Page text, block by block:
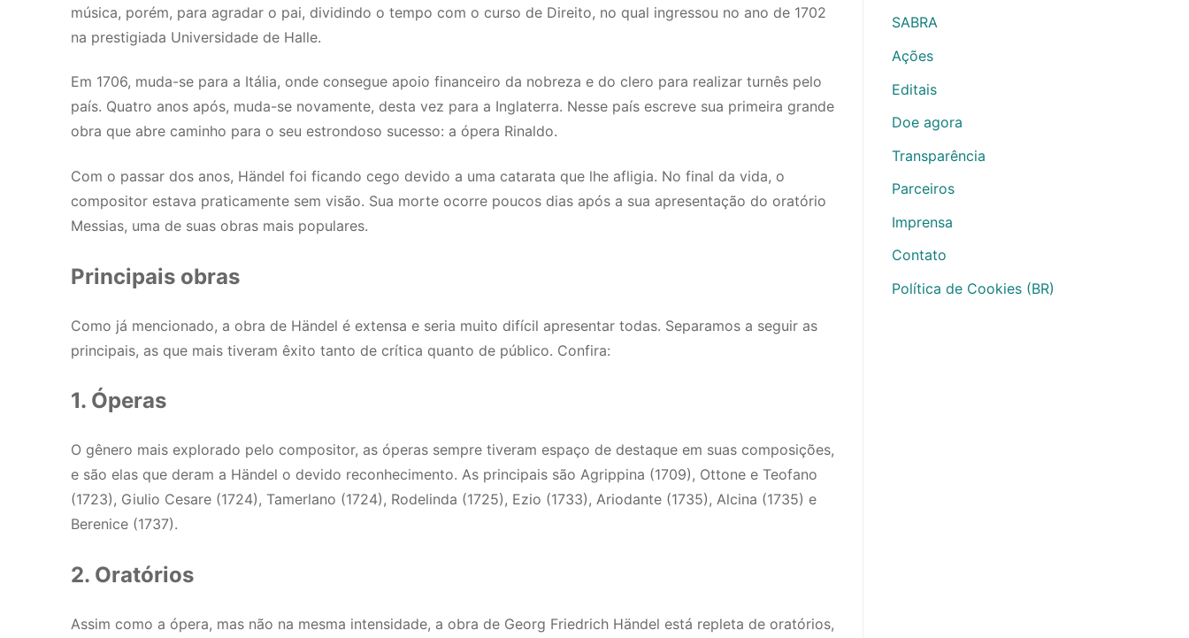
música, porém, para agradar o pai, dividindo o tempo com o curso de Direito, no qual ingressou no ano de 1702
na prestigiada Universidade de Halle.
Em 1706, muda-se para a Itália, onde consegue apoio financeiro da nobreza e do clero para realizar turnês pelo
país. Quatro anos após, muda-se novamente, desta vez para a Inglaterra. Nesse país escreve sua primeira grande
obra que abre caminho para o seu estrondoso sucesso: a ópera Rinaldo.
Com o passar dos anos, Händel foi ficando cego devido a uma catarata que lhe afligia. No final da vida, o
compositor estava praticamente sem visão. Sua morte ocorre poucos dias após a sua apresentação do oratório
Messias, uma de suas obras mais populares.
Principais obras
Como já mencionado, a obra de Händel é extensa e seria muito difícil apresentar todas. Separamos a seguir as
principais, as que mais tiveram êxito tanto de crítica quanto de público. Confira:
1. Óperas
O gênero mais explorado pelo compositor, as óperas sempre tiveram espaço de destaque em suas composições,
e são elas que deram a Händel o devido reconhecimento. As principais são Agrippina (1709), Ottone e Teofano
(1723), Giulio Cesare (1724), Tamerlano (1724), Rodelinda (1725), Ezio (1733), Ariodante (1735), Alcina (1735) e
Berenice (1737).
2. Oratórios
Assim como a ópera, mas não na mesma intensidade, a obra de Georg Friedrich Händel está repleta de oratórios,
SABRA
Ações
Editais
Doe agora
Transparência
Parceiros
Imprensa
Contato
Política de Cookies (BR)